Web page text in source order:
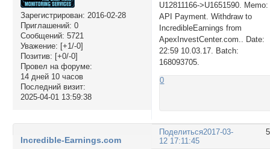
Зарегистрирован: 2016-02-28
Приглашений: 0
Сообщений: 5721
Уважение: [+1/-0]
Позитив: [+0/-0]
Провел на форуме:
14 дней 10 часов
Последний визит:
2025-04-01 13:59:38
U12811166->U1651590. Memo:
API Payment. Withdraw to
IncredibleEarnings from
ApexInvestCenter.com.. Date:
22:59 10.03.17. Batch:
168093705.
0
Поделиться2017-03-
12 17:11:45
Incredible-Earnings.com